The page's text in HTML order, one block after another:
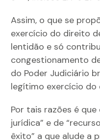
Assim, o que se
exercício do direito
lentidão e só
congestionamento
do Poder Judiciário
legítimo exercício
Por tais razões é
jurídica” e de
êxito” a que alude a